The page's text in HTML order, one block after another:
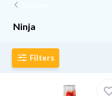
Ninja
Filters